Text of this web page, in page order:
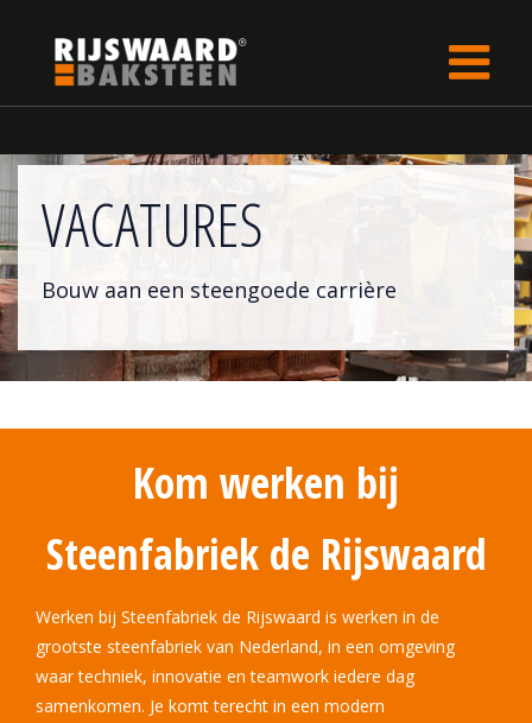
VACATURES
Bouw aan een steengoede carrière
Kom werken bĳ
Steenfabriek de Rĳswaard
Werken bij Steenfabriek de Rijswaard is werken in de
grootste steenfabriek van Nederland, in een omgeving
waar techniek, innovatie en teamwork iedere dag
samenkomen. Je komt terecht in een modern